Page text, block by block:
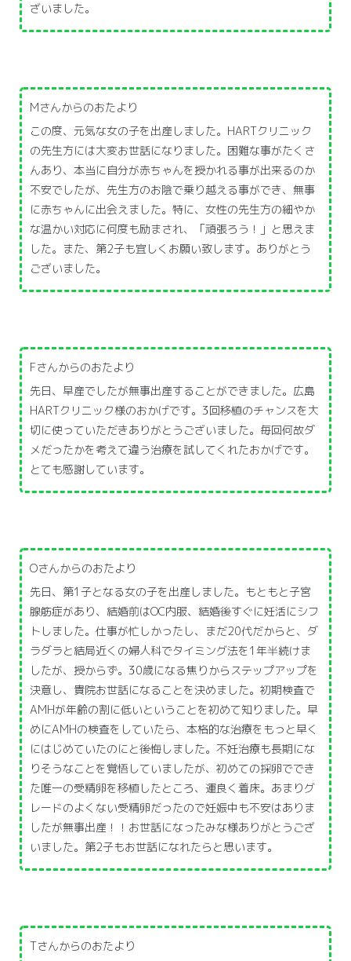
ざいました。
Mさんからのおたより
この度、元気な女の子を出産しました。HARTクリニック
の先生方には大変お世話になりました。困難な事がたくさ
んあり、本当に自分が赤ちゃんを授かれる事が出来るのか
不安でしたが、先生方のお陰で乗り越える事ができ、無事
に赤ちゃんに出会えました。特に、女性の先生方の細やか
な温かい対応に何度も励まされ、「頑張ろう！」と思えま
した。また、第2子も宜しくお願い致します。ありがとう
ございました。
Fさんからのおたより
先日、早産でしたが無事出産することができました。広島
HARTクリニック様のおかげです。3回移植のチャンスを大
切に使っていただきありがとうございました。毎回何故ダ
メだったかを考えて違う治療を試してくれたおかげです。
とても感謝しています。
Oさんからのおたより
先日、第1子となる女の子を出産しました。もともと子宮
腺筋症があり、結婚前はOC内服、結婚後すぐに妊活にシフ
トしました。仕事が忙しかったし、まだ20代だからと、ダ
ラダラと結局近くの婦人科でタイミング法を1年半続けま
したが、授からず。30歳になる焦りからステップアップを
決意し、貴院お世話になることを決めました。初期検査で
AMHが年齢の割に低いということを初めて知りました。早
めにAMHの検査をしていたら、本格的な治療をもっと早く
にはじめていたのにと後悔しました。不妊治療も長期にな
りそうなことを覚悟していましたが、初めての採卵ででき
た唯一の受精卵を移植したところ、運良く着床。あまりグ
レードのよくない受精卵だったので妊娠中も不安はありま
したが無事出産！！お世話になったみな様ありがとうござ
いました。第2子もお世話になれたらと思います。
Tさんからのおたより